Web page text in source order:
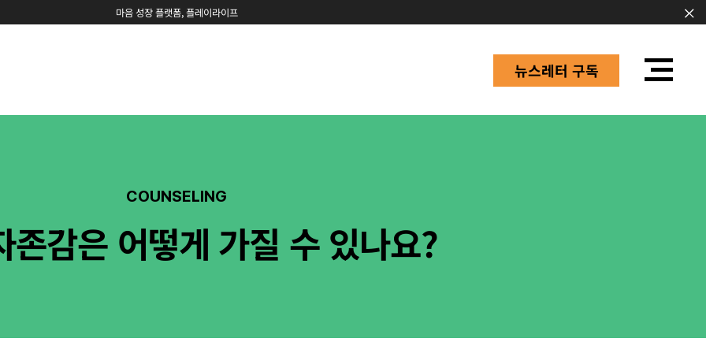
마음 성장 플랫폼, 플레이라이프
뉴스레터 구독
COUNSELING
존감은 어떻게 가질 수 있나요?